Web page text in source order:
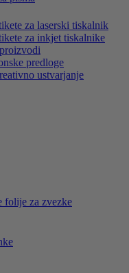
za laserski tiskalnik
za inkjet tiskalnike
predloge
ustvarjanje
folije za zvezke